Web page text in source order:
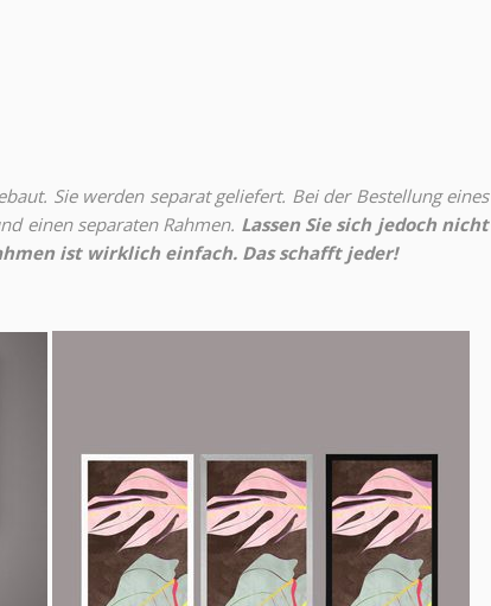
Sie werden separat geliefert. Bei der Bestellung eines
einen separaten Rahmen. Lassen Sie sich jedoch nicht
ist wirklich einfach. Das schafft jeder!